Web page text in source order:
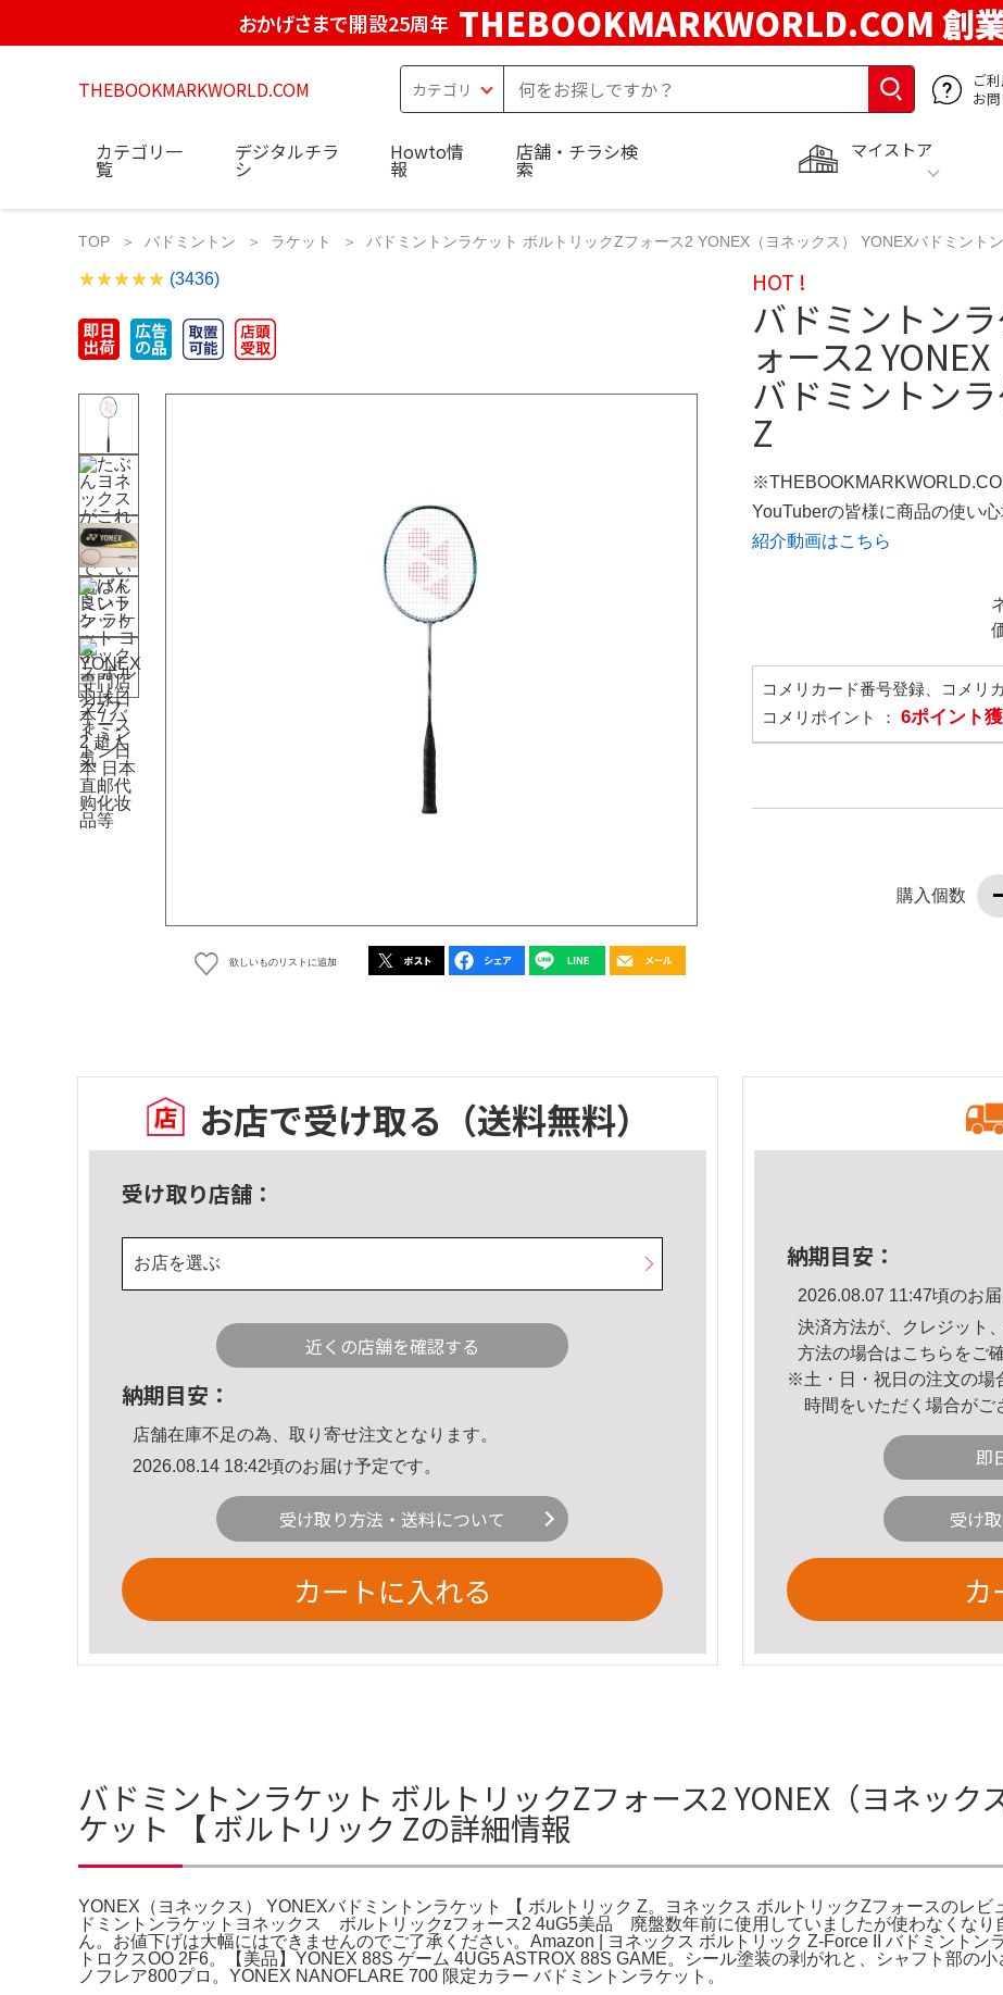
おかげさまで開設25周年 THEBOOKMARKWORLD.COM 創
THEBOOKMARKWORLD.COM
ご
お
マイストア
カテゴリ一
覧
デジタルチラ
シ
Howto情
報
店舗・チラシ検
索
TOP バドミントン ラケット バドミントンラケット ボルトリックZフォース2 YONEX（ヨネックス） YONEXバドミント
(3436)
欲しいものリストに追加
HOT !
バドミントン
ォース2
バドミントン
Z
YouTuberの皆様に商品の使い
紹介動画はこちら
コメリカード番号登録、コメリ
コメリポイント ： 6ポイント
購入個数
お店で受け取る （送料無料）
受け取り店舗：
お店を選ぶ
近くの店舗を確認する
納期目安：
店舗在庫不足の為、取り寄せ注文となります。
2026.08.14 18:42頃のお届け予定です。
受け取り方法・送料について
カートに入れる
納期目安：
2026.08.07 11:47頃のお届
決済方法が、クレジット
方法の場合はこちら をご
※土・日・祝日の注文の場
時間をいただく場合がご
即
受け
カ
バドミントンラケット ボルトリックZフォース2 YONEX（ヨネック
ケット 【 ボルトリック Zの詳細情報
YONEX（ヨネックス） YONEXバドミントンラケット 【 ボルトリック Z。ヨネックス ボルトリックZフォースのレビ
ドミントンラケットヨネックス ボルトリックzフォース2 4uG5美品 廃盤数年前に使用していましたが使わなくなり
ん。お値下げは大幅にはできませんのでご了承ください。Amazon | ヨネックス ボルトリック Z-Force II バドミント
トロクスOO 2F6。【美品】YONEX 88S ゲーム 4UG5 ASTROX 88S GAME。シール塗装の剥がれと、シャフト部の
ノフレア800プロ。YONEX NANOFLARE 700 限定カラー バドミントンラケット。